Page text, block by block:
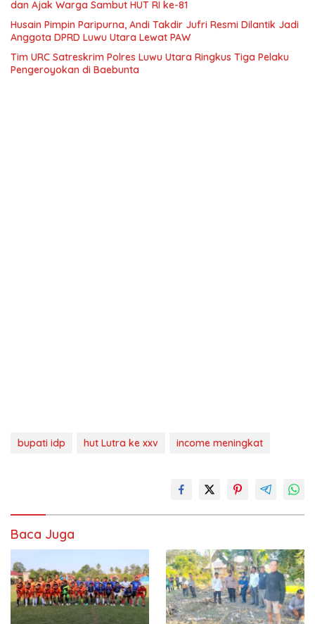
dan Ajak Warga Sambut HUT RI ke-81
Husain Pimpin Paripurna, Andi Takdir Jufri Resmi Dilantik Jadi
Anggota DPRD Luwu Utara Lewat PAW
Tim URC Satreskrim Polres Luwu Utara Ringkus Tiga Pelaku
Pengeroyokan di Baebunta
bupati idp hut Lutra ke xxv income meningkat
Baca Juga